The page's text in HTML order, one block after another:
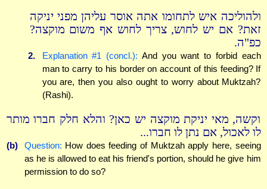
ולהוליכה איש לתחומו אתה אוסר עליהן מפני יניקה
זאת? אם יש לחוש, צריך לחוש אף משום מוקצה?
כפ"ה.
2. Explanation #1 (concl.): And you want to forbid each
man to carry to his border on account of this feeding? If
you are, then you also ought to worry about Muktzah?
(Rashi).
וקשה, מאי יניקת מוקצה יש כאן? והלא חלק חברו מותר
לו לאכול, אם נתן לו חברו...
(b) Question: How does feeding of Muktzah apply here, seeing
as he is allowed to eat his friend's portion, should he give him
permission to do so?